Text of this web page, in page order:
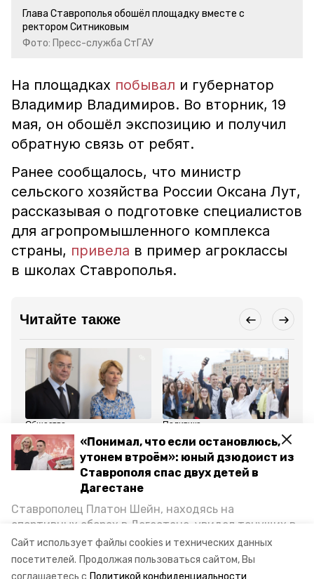
Сайт использует файлы cookies и технических данных
посетителей. Продолжая пользоваться сайтом, Вы
соглашаетесь с Политикой конфиденциальности
«Понимал, что если остановлюсь,
утонем втроём»: юный дзюдоист из
Ставрополя спас двух детей в
Дагестане
Ставрополец Платон Шейн, находясь на
спортивных сборах в Дегестане, увидел тонущих в
Каспийском море детей и бросился на помощь. По
возвращении домой, отважного мальчика
пригласили в министерство образования края и
Глава Ставрополья обошёл площадку вместе с
ректором Ситниковым
Фото: Пресс-служба СтГАУ
На площадках побывал и губернатор
Владимир Владимиров. Во вторник, 19
мая, он обошёл экспозицию и получил
обратную связь от ребят.
Ранее сообщалось, что министр
сельского хозяйства России Оксана Лут,
рассказывая о подготовке специалистов
для агропромышленного комплекса
страны, привела в пример агроклассы
в школах Ставрополья.
Читайте также
Общество
20 апреля , 20:52
Глава Ставрополья
предложил министру
Лут расширить
поддержку сёл края
Политика
16 мая , 19:14
Глава Ставрополья
создал среду развития
для молодёжи —
политолог Кислицына
Все новости
стгау